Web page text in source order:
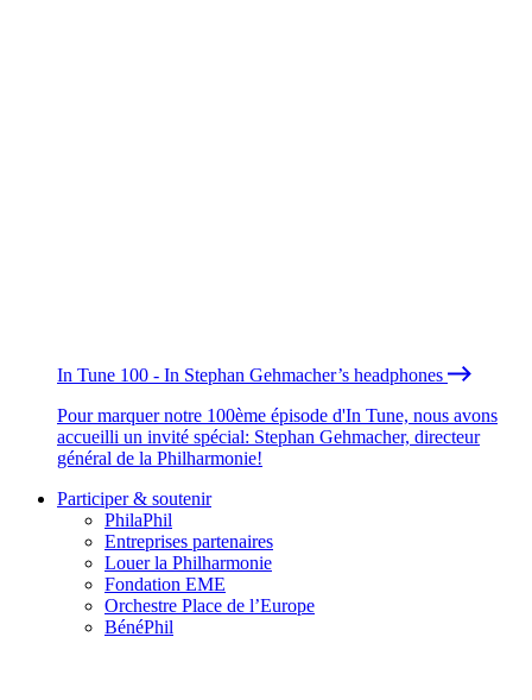
In Tune 100 - In Stephan Gehmacher’s headphones
Pour marquer notre 100ème épisode d'In Tune, nous avons
accueilli un invité spécial: Stephan Gehmacher, directeur
général de la Philharmonie!
Participer & soutenir
PhilaPhil
Entreprises partenaires
Louer la Philharmonie
Fondation EME
Orchestre Place de l’Europe
BénéPhil